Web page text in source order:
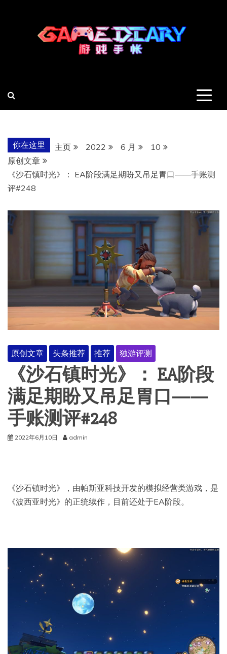
你在这里 主页 2022 6 月
10
原创文章
《沙石镇时光》： EA阶段满足期盼又吊足胃口——手账测
评#248
原创文章 头条推荐 推荐 独游评测
《沙石镇时光》： EA阶段
满足期盼又吊足胃口——
手账测评#248
2022年6月10日 admin
《沙石镇时光》，由帕斯亚科技开发的模拟经营类游戏，是
《波西亚时光》的正统续作，目前还处于EA阶段。